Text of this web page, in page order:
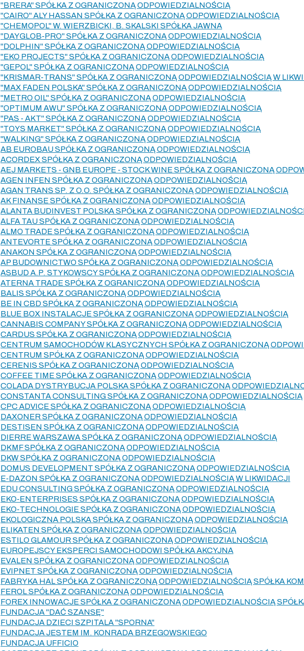
"BRERA" SPÓŁKA Z OGRANICZONĄ ODPOWIEDZIALNOŚCIĄ
"CAIRO" ALY HASSAN SPÓŁKA Z OGRANICZONĄ ODPOWIEDZIALNOŚCIĄ
"CHEMOPOL" W. WIERZBICKI, B. SKALSKI SPÓŁKA JAWNA
"DAYGLOB-PRO" SPÓŁKA Z OGRANICZONĄ ODPOWIEDZIALNOŚCIĄ
"DOLPHIN" SPÓŁKA Z OGRANICZONĄ ODPOWIEDZIALNOŚCIĄ
"EKO PROJECTS" SPÓŁKA Z OGRANICZONĄ ODPOWIEDZIALNOŚCIĄ
"GEPOL" SPÓŁKA Z OGRANICZONĄ ODPOWIEDZIALNOŚCIĄ
"KRISMAR-TRANS" SPÓŁKA Z OGRANICZONĄ ODPOWIEDZIALNOŚCIĄ W
"MAX FADEN POLSKA" SPÓŁKA Z OGRANICZONĄ ODPOWIEDZIALNOŚCIĄ
"METRO OIL" SPÓŁKA Z OGRANICZONĄ ODPOWIEDZIALNOŚCIĄ
"OPTIMUM AWU" SPÓŁKA Z OGRANICZONĄ ODPOWIEDZIALNOŚCIĄ
"PAS - AKT" SPÓŁKA Z OGRANICZONĄ ODPOWIEDZIALNOŚCIĄ
"TOYS MARKET" SPÓŁKA Z OGRANICZONĄ ODPOWIEDZIALNOŚCIĄ
"WALKING" SPÓŁKA Z OGRANICZONĄ ODPOWIEDZIALNOŚCIĄ
AB EUROBAU SPÓŁKA Z OGRANICZONĄ ODPOWIEDZIALNOŚCIĄ
ACORDEX SPÓŁKA Z OGRANICZONĄ ODPOWIEDZIALNOŚCIĄ
AEJ MARKETS - GNB EUROPE - STOCK WINE SPÓŁKA Z OGRANICZONĄ
AGEN INFEN SPÓŁKA Z OGRANICZONĄ ODPOWIEDZIALNOŚCIĄ
AGAN TRANS SP. Z O.O. SPÓŁKA Z OGRANICZONĄ ODPOWIEDZIALNOŚCIĄ
AK FINANSE SPÓŁKA Z OGRANICZONĄ ODPOWIEDZIALNOŚCIĄ
ALANTA BUDINVEST POLSKA SPÓŁKA Z OGRANICZONĄ
ALFA TAU SPÓŁKA Z OGRANICZONĄ ODPOWIEDZIALNOŚCIĄ
ALMO TRADE SPÓŁKA Z OGRANICZONĄ ODPOWIEDZIALNOŚCIĄ
ANTEVORTE SPÓŁKA Z OGRANICZONĄ ODPOWIEDZIALNOŚCIĄ
ANAKON SPÓŁKA Z OGRANICZONĄ ODPOWIEDZIALNOŚCIĄ
AP BUDOWNICTWO SPÓŁKA Z OGRANICZONĄ ODPOWIEDZIALNOŚCIĄ
ASBUD A.P. STYKOWSCY SPÓŁKA Z OGRANICZONĄ ODPOWIEDZIALNOŚCIĄ
ATERNA TRADE SPÓŁKA Z OGRANICZONĄ ODPOWIEDZIALNOŚCIĄ
BALIS SPÓŁKA Z OGRANICZONĄ ODPOWIEDZIALNOŚCIĄ
BE IN CBD SPÓŁKA Z OGRANICZONĄ ODPOWIEDZIALNOŚCIĄ
BLUE BOX INSTALACJE SPÓŁKA Z OGRANICZONĄ ODPOWIEDZIALNOŚCIĄ
CANNABIS COMPANY SPÓŁKA Z OGRANICZONĄ ODPOWIEDZIALNOŚCIĄ
CARDUS SPÓŁKA Z OGRANICZONĄ ODPOWIEDZIALNOŚCIĄ
CENTRUM SAMOCHODÓW KLASYCZNYCH SPÓŁKA Z OGRANICZONĄ
CENTRUM SPÓŁKA Z OGRANICZONĄ ODPOWIEDZIALNOŚCIĄ
CERENIS SPÓŁKA Z OGRANICZONĄ ODPOWIEDZIALNOŚCIĄ
COFFEE TIME SPÓŁKA Z OGRANICZONĄ ODPOWIEDZIALNOŚCIĄ
COLADA DYSTRYBUCJA POLSKA SPÓŁKA Z OGRANICZONĄ
CONSTANTA CONSULTING SPÓŁKA Z OGRANICZONĄ ODPOWIEDZIALNOŚCIĄ
CPC ADVICE SPÓŁKA Z OGRANICZONĄ ODPOWIEDZIALNOŚCIĄ
DAXONER SPÓŁKA Z OGRANICZONĄ ODPOWIEDZIALNOŚCIĄ
DESTISEN SPÓŁKA Z OGRANICZONĄ ODPOWIEDZIALNOŚCIĄ
DIERRE WARSZAWA SPÓŁKA Z OGRANICZONĄ ODPOWIEDZIALNOŚCIĄ
DKMF SPÓŁKA Z OGRANICZONĄ ODPOWIEDZIALNOŚCIĄ
DKW SPÓŁKA Z OGRANICZONĄ ODPOWIEDZIALNOŚCIĄ
DOMUS DEVELOPMENT SPÓŁKA Z OGRANICZONĄ ODPOWIEDZIALNOŚCIĄ
E-DAZON SPÓŁKA Z OGRANICZONĄ ODPOWIEDZIALNOŚCIĄ W LIKWIDACJI
EDU CONSULTING SPÓŁKA Z OGRANICZONĄ ODPOWIEDZIALNOŚCIĄ
EKO-ENTERPRISES SPÓŁKA Z OGRANICZONĄ ODPOWIEDZIALNOŚCIĄ
EKO-TECHNOLOGIE SPÓŁKA Z OGRANICZONĄ ODPOWIEDZIALNOŚCIĄ
EKOLOGICZNA POLSKA SPÓŁKA Z OGRANICZONĄ ODPOWIEDZIALNOŚCIĄ
ELIKATEN SPÓŁKA Z OGRANICZONĄ ODPOWIEDZIALNOŚCIĄ
ESTILO GLAMOUR SPÓŁKA Z OGRANICZONĄ ODPOWIEDZIALNOŚCIĄ
EUROPEJSCY EKSPERCI SAMOCHODOWI SPÓŁKA AKCYJNA
EVALEN SPÓŁKA Z OGRANICZONĄ ODPOWIEDZIALNOŚCIĄ
EVIPNET SPÓŁKA Z OGRANICZONĄ ODPOWIEDZIALNOŚCIĄ
FABRYKA HAL SPÓŁKA Z OGRANICZONĄ ODPOWIEDZIALNOŚCIĄ SPÓŁKA
FEROL SPÓŁKA Z OGRANICZONĄ ODPOWIEDZIALNOŚCIĄ
FOREX INNOWACJE SPÓŁKA Z OGRANICZONĄ ODPOWIEDZIALNOŚCIĄ
FUNDACJA "DAĆ SZANSĘ"
FUNDACJA DZIECI SZPITALA "SPORNA"
FUNDACJA JESTEM IM. KONRADA BRZEGOWSKIEGO
FUNDACJA UFFICIO